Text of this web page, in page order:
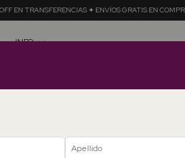
GRATIS EN COMPRAS + $350.000 12
INFO